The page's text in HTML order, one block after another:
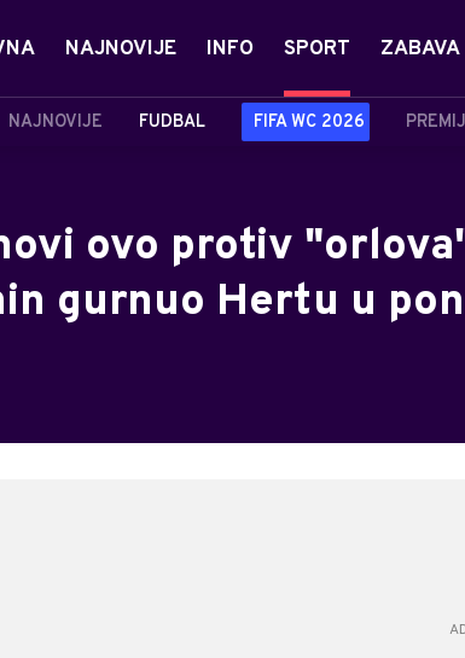
NAJNOVIJE INFO SPORT
NAJNOVIJE FUDBAL FIFA WC 2026
ZABAVA
ovo protiv
gurnuo Hertu u